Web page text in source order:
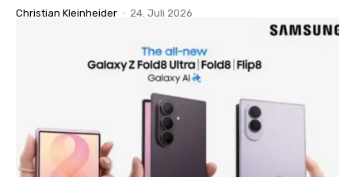
Christian Kleinheider - 24. Juli 2026